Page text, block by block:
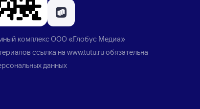
комплексООО «Глобус Медиа»
ссылка наwww.tutu.ruобязательна
данных